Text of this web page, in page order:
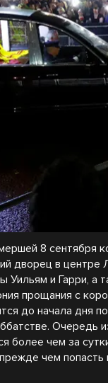
8 сентября
дворец в
Уильям и Гарри, а
прощания с
до начала дня
Очередь
более чем за
чем